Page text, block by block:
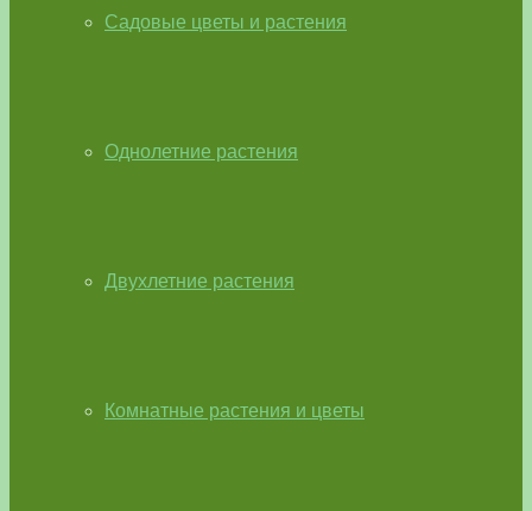
Садовые цветы и растения
Однолетние растения
Двухлетние растения
Комнатные растения и цветы